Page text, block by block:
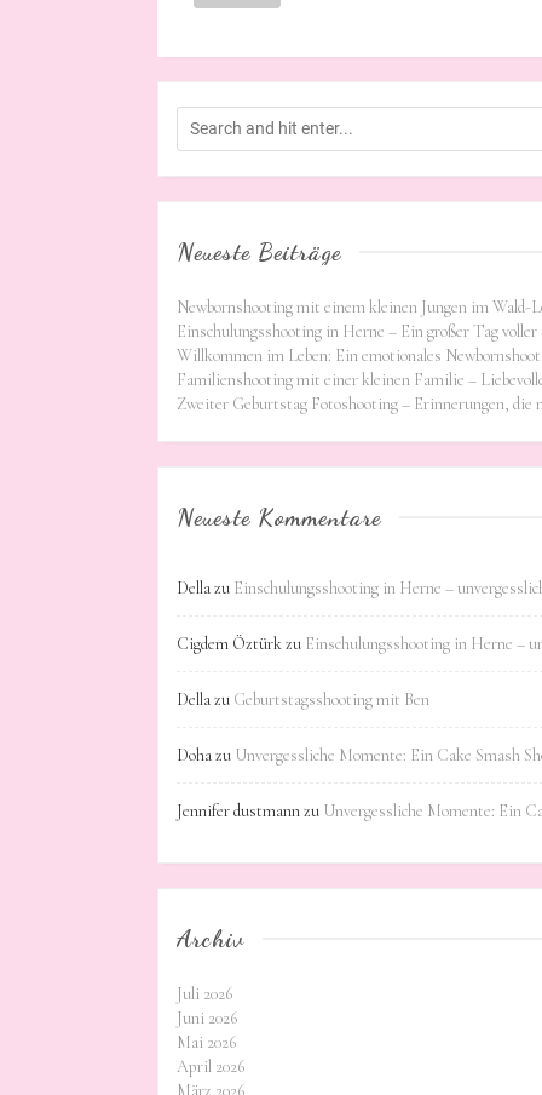
Neueste Beiträge
Newbornshooting mit einem kleinen Jungen im
Einschulungsshooting in Herne – Ein großer Tag voller
Willkommen im Leben: Ein emotionales
Familienshooting mit einer kleinen Familie –
Zweiter Geburtstag Fotoshooting – Erinnerungen, die
Neueste Kommentare
Dellazu Einschulungsshooting in Herne –
Cigdem Öztürkzu Einschulungsshooting in Herne –
Dellazu Geburtstagsshooting mit Ben
Dohazu Unvergessliche Momente: Ein Cake Smash
Jennifer dustmannzu Unvergessliche Momente: Ein
Archiv
Juli 2026
Juni 2026
Mai 2026
April 2026